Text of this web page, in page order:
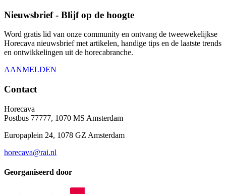
Nieuwsbrief - Blijf op de hoogte
Word gratis lid van onze community en ontvang de tweewekelijkse
Horecava nieuwsbrief met artikelen, handige tips en de laatste trends
en ontwikkelingen uit de horecabranche.
AANMELDEN
Contact
Horecava
Postbus 77777, 1070 MS Amsterdam
Europaplein 24, 1078 GZ Amsterdam
horecava@rai.nl
Georganiseerd door